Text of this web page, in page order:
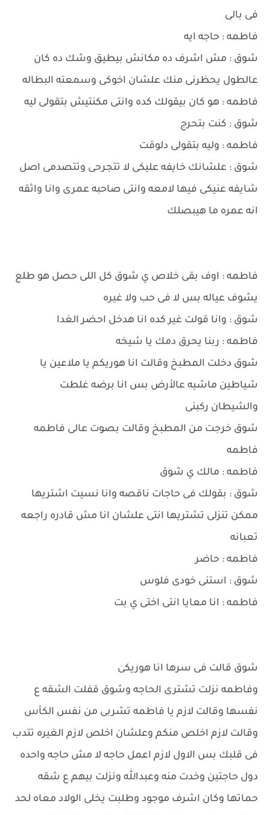
فى بالى
فاطمه : حاجه ايه
شوق : مش اشرف ده مكانش بيطيق وشك ده كان
عالطول يحظرنى منك علشان اخوكى وسمعته البطاله
فاطمه : هو كان بيقولك كده وانتى مكنتيش بتقولى ليه
شوق : كنت بتحرج
فاطمه : وليه بتقولى دلوقت
شوق : علشانك خايفه عليكى لا تتجرحى وتتصدمى اصل
شايفه عنيكى فيها لامعه وانتى صاحبه عمرى وانا واثقه
انه عمره ما هيبصلك
فاطمه : اوف بقى خلاص ي شوق كل اللى حصل هو طلع
يشوف عياله بس لا فى حب ولا غيره
شوق : وانا قولت غير كده انا هدخل احضر الغدا
فاطمه : ربنا يحرق دمك يا شيخه
شوق دخلت المطبخ وقالت انا هوريكم يا ملاعين يا
شياطين ماشيه عالأرض بس انا برضه غلطت
والشيطان ركبنى
شوق خرجت من المطبخ وقالت بصوت عالى فاطمه
فاطمه
فاطمه : مالك ي شوق
شوق : بقولك فى حاجات ناقصه وانا نسيت اشتريها
ممكن تنزلى تشتريها انتى علشان انا مش قادره راجعه
تعبانه
فاطمه : حاضر
شوق : استنى خودى فلوس
فاطمه : انا معايا انتى اختى ي بت
شوق قالت فى سرها انا هوريكى
وفاطمه نزلت تشترى الحاجه وشوق قفلت الشقه ع
نفسها وقالت لازم يا فاطمه تشربى من نفس الكأس
وقالت لازم اخلص منكم وعلشان اخلص لازم الغيره تتدب
فى قلبك بس الاول لازم اعمل حاجه لا مش حاجه واحده
دول حاجتين وخدت منه وعبدالله ونزلت بيهم ع شقه
حماتها وكان اشرف موجود وطلبت يخلى الولاد معاه لحد